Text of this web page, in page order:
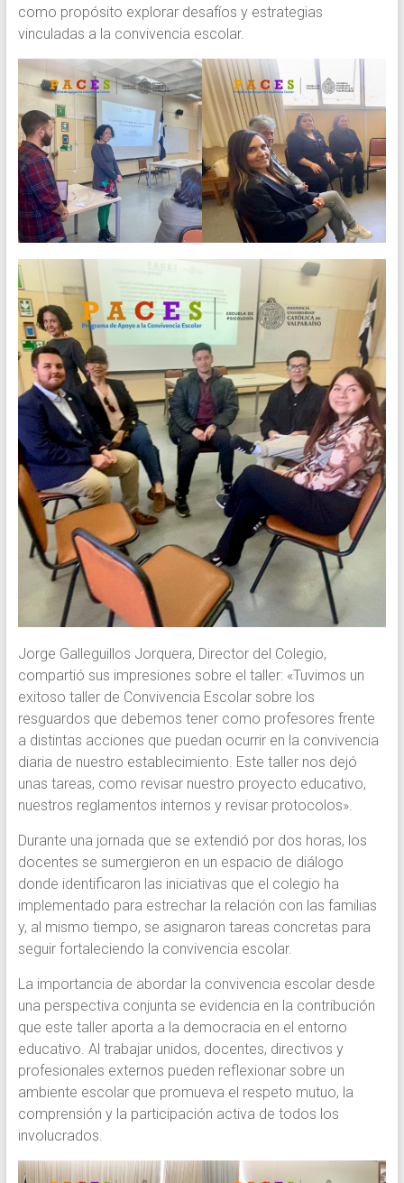
como propósito explorar desafíos y estrategias
vinculadas a la convivencia escolar.
Jorge Galleguillos Jorquera, Director del Colegio,
compartió sus impresiones sobre el taller: «Tuvimos un
exitoso taller de Convivencia Escolar sobre los
resguardos que debemos tener como profesores frente
a distintas acciones que puedan ocurrir en la convivencia
diaria de nuestro establecimiento. Este taller nos dejó
unas tareas, como revisar nuestro proyecto educativo,
nuestros reglamentos internos y revisar protocolos».
Durante una jornada que se extendió por dos horas, los
docentes se sumergieron en un espacio de diálogo
donde identificaron las iniciativas que el colegio ha
implementado para estrechar la relación con las familias
y, al mismo tiempo, se asignaron tareas concretas para
seguir fortaleciendo la convivencia escolar.
La importancia de abordar la convivencia escolar desde
una perspectiva conjunta se evidencia en la contribución
que este taller aporta a la democracia en el entorno
educativo. Al trabajar unidos, docentes, directivos y
profesionales externos pueden reflexionar sobre un
ambiente escolar que promueva el respeto mutuo, la
comprensión y la participación activa de todos los
involucrados.